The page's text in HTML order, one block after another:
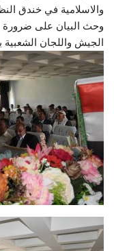
والاسلامية في خندق
وحث البيان على ضرورة
الجيش واللجان